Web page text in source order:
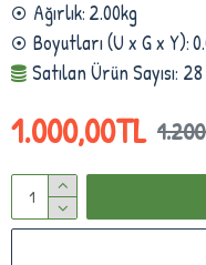
Ağırlık: 2.00kg
Boyutları (U x G x Y):
Satılan Ürün Sayısı: 28
1.000,00TL